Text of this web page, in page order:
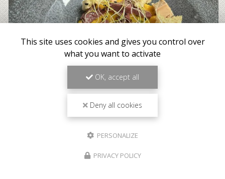
This site uses cookies and gives you control over
what you want to activate
OK, accept all
Deny all cookies
PERSONALIZE
PRIVACY POLICY